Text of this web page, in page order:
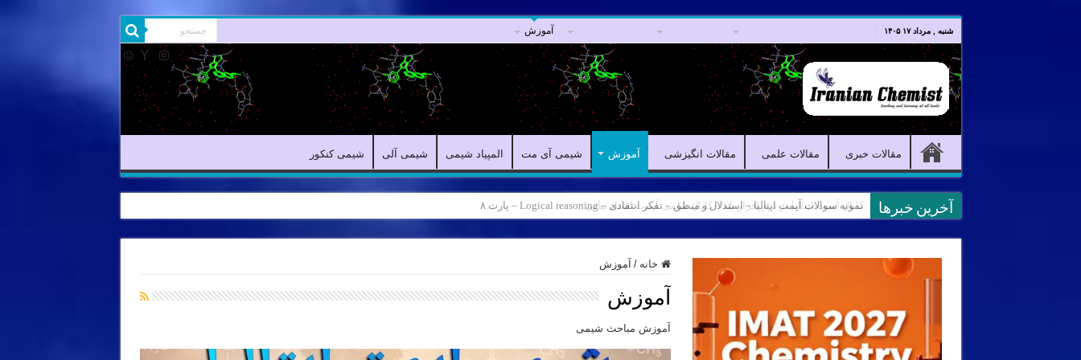
شنبه , مرداد ۱۷ ۱۴۰۵ آموزش
مقالات خبری مقالات علمی مقالات انگیزشی آموزش شیمی آی مت المپیاد شیمی شیمی آلی شیمی کنکور
آخرین خبرها کانال آیمت ایتالیا در نرم افزار بله – کانال شیمی آیمت استاد نباتی
خانه / آموزش
آموزش
آموزش مباحث شیمی